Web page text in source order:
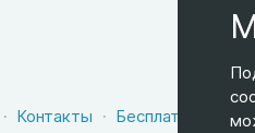
Контакты Бесплатная